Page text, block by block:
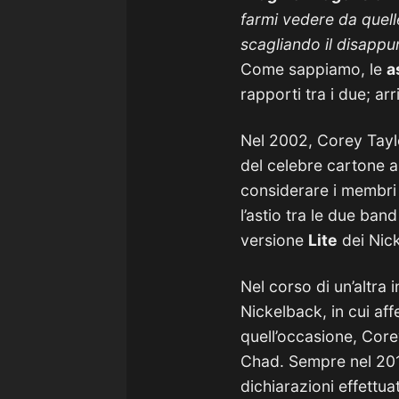
farmi vedere da
scagliando il
Come sappiamo, le
rapporti tra i due;
Nel 2002, Corey
del celebre cartone
considerare i
l’astio tra le due
versione Lite dei
Nel corso di
Nickelback, in cui
quell’occasione,
Chad. Sempre nel
dichiarazioni